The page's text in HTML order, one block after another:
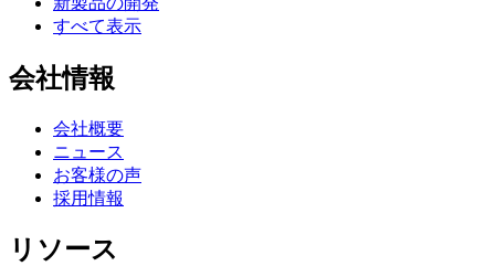
すべて表示
会社情報
会社概要
ニュース
お客様の声
採用情報
リソース